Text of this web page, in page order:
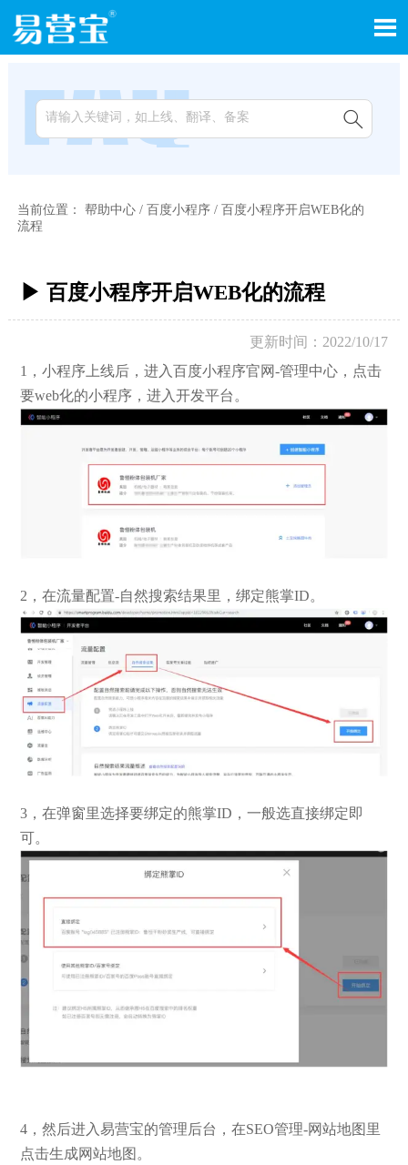


当前位置： 帮助中心/ 百度小程序/ 百度小程序开启WEB化的
流程
▶ 百度小程序开启WEB化的流程
更新时间：2022/10/17
1，小程序上线后，进入百度小程序官网-管理中心，点击
要web化的小程序，进入开发平台。
2，在流量配置-自然搜索结果里，绑定熊掌ID。
3，在弹窗里选择要绑定的熊掌ID，一般选直接绑定即
可。
4，然后进入易营宝的管理后台，在SEO管理-网站地图里
点击生成网站地图。